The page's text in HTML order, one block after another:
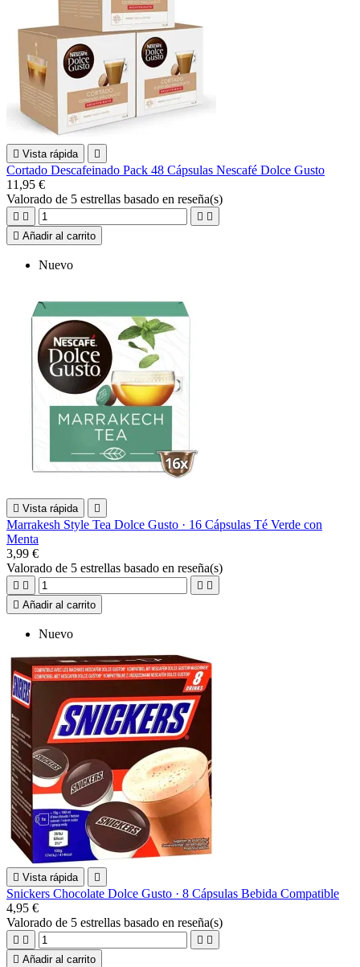
 Vista rápida 
Cortado Descafeinado Pack 48 Cápsulas Nescafé Dolce Gusto
11,95 €
Valorado de 5 estrellas basado en reseña(s)
   
 Añadir al carrito
Nuevo
 Vista rápida 
Marrakesh Style Tea Dolce Gusto · 16 Cápsulas Té Verde con
Menta
3,99 €
Valorado de 5 estrellas basado en reseña(s)
   
 Añadir al carrito
Nuevo
 Vista rápida 
Snickers Chocolate Dolce Gusto · 8 Cápsulas Bebida Compatible
4,95 €
Valorado de 5 estrellas basado en reseña(s)
   
 Añadir al carrito